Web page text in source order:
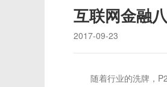
互联网金融
2017-09-23
随着行业的洗牌，